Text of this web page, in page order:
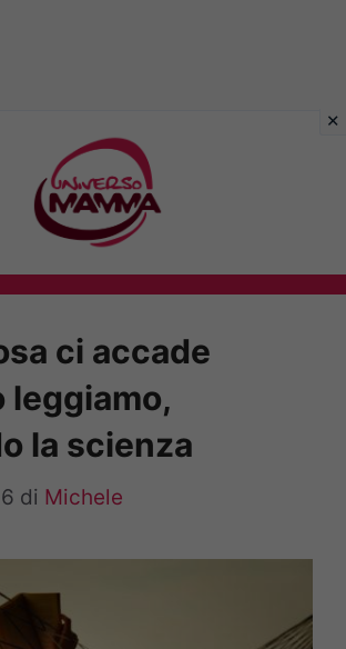
ci accade
leggiamo,
la scienza
di Michele